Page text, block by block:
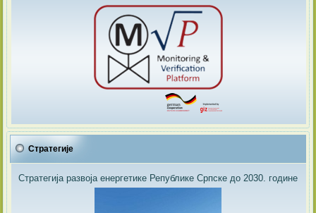
Стратегије
Стратегија развоја енергетике Републике Српске до 2030. године